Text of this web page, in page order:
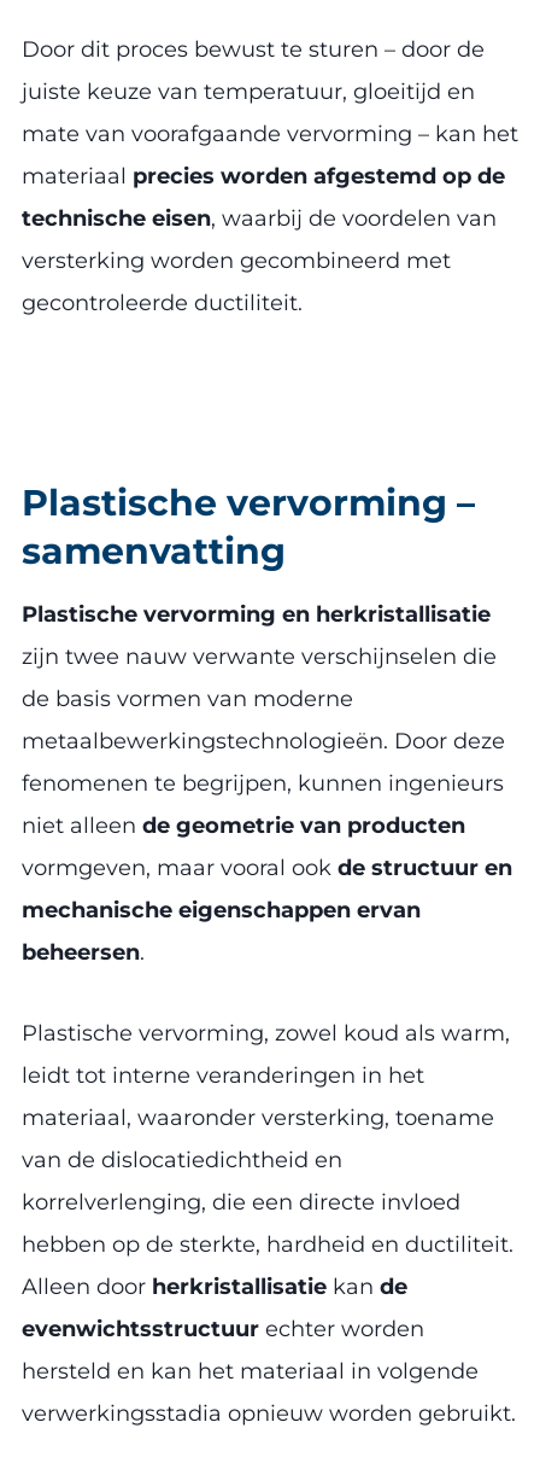
Door dit proces bewust te sturen – door de
juiste keuze van temperatuur, gloeitijd en
mate van voorafgaande vervorming – kan het
materiaal precies worden afgestemd op de
technische eisen, waarbij de voordelen van
versterking worden gecombineerd met
gecontroleerde ductiliteit.
Plastische vervorming –
samenvatting
Plastische vervorming en herkristallisatie
zijn twee nauw verwante verschijnselen die
de basis vormen van moderne
metaalbewerkingstechnologieën. Door deze
fenomenen te begrijpen, kunnen ingenieurs
niet alleen de geometrie van producten
vormgeven, maar vooral ook de structuur en
mechanische eigenschappen ervan
beheersen.
Plastische vervorming, zowel koud als warm,
leidt tot interne veranderingen in het
materiaal, waaronder versterking, toename
van de dislocatiedichtheid en
korrelverlenging, die een directe invloed
hebben op de sterkte, hardheid en ductiliteit.
Alleen door herkristallisatie kan de
evenwichtsstructuur echter worden
hersteld en kan het materiaal in volgende
verwerkingsstadia opnieuw worden gebruikt.